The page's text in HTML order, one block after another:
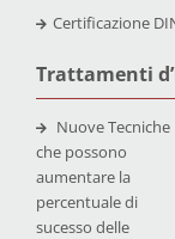
Certificazione
Trattamenti
Nuove Tecniche
che possono
aumentare la
percentuale di
sucesso delle